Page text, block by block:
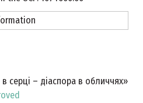
серці – діаспора в обличчях»